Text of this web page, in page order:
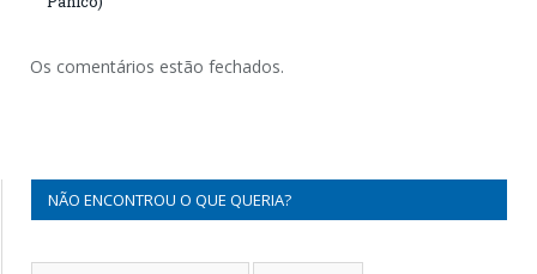
Os comentários estão fechados.
NÃO ENCONTROU O QUE QUERIA?